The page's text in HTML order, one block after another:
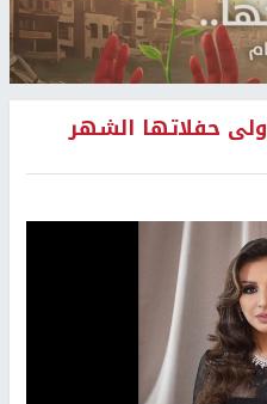
حفلاتها الشهر